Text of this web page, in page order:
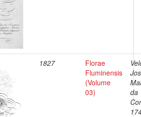
1827
Florae
Fluminensis
(Volume
03)
da